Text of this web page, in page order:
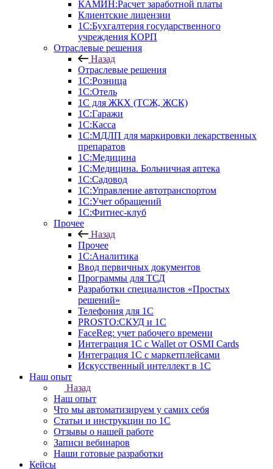
КАМИН:Расчет заработной платы
Клиентские лицензии
1С:Бухгалтерия государственного
учреждения КОРП
Отраслевые решения
Назад
Отраслевые решения
1С:Розница
1С:Отель
1С для ЖКХ (ТСЖ, ЖСК)
1С:Гаражи
1С:Касса
1С:МДЛП для маркировки лекарственных
препаратов
1С:Медицина
1С:Медицина. Больничная аптека
1С:Садовод
1С:Управление автотранспортом
1С:Учет обращений
1С:Фитнес-клуб
Прочее
Назад
Прочее
1С:Аналитика
Ввод первичных документов
Программы для ТСД
Разработки специалистов «Простых
решений»
Телефония для 1С
PROSTO:СКУД и 1С
FaceReg: учет рабочего времени
Интеграция 1С с Wallet от OSMI Cards
Интеграция 1С с маркетплейсами
Искусственный интеллект в 1С
Наш опыт
Назад
Наш опыт
Что мы автоматизируем у самих себя
Статьи и инструкции по 1С
Отзывы о нашей работе
Записи вебинаров
Наши готовые разработки
Кейсы